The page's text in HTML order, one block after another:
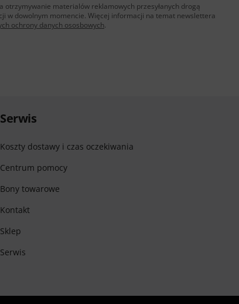
otrzymywanie materialów reklamowych przesyłanych drogą
w dowolnym momencie. Więcej informacji na temat newslettera
ochrony danych ososbowych.
Serwis
Koszty dostawy i czas oczekiwania
Centrum pomocy
Bony towarowe
Kontakt
Sklep
Serwis